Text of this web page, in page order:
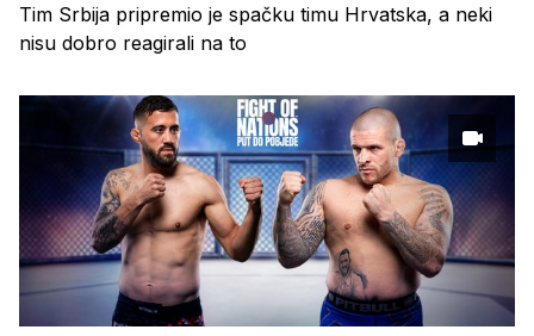
Tim Srbija pripremio je spačku timu Hrvatska, a neki
nisu dobro reagirali na to